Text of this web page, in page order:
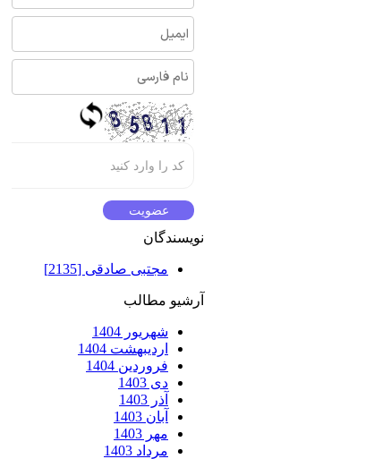
نویسندگان
مجتبی صادقی [2135]
آرشیو مطالب
شهریور 1404
اردیبهشت 1404
فروردین 1404
دی 1403
آذر 1403
آبان 1403
مهر 1403
مرداد 1403